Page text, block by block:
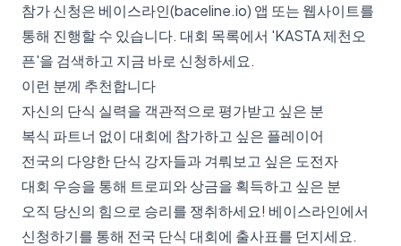
참가 신청은 베이스라인(baceline.io) 앱 또는 웹사이트를
통해 진행할 수 있습니다. 대회 목록에서 'KASTA 제천오
픈'을 검색하고 지금 바로 신청하세요.
이런 분께 추천합니다
자신의 단식 실력을 객관적으로 평가받고 싶은 분
복식 파트너 없이 대회에 참가하고 싶은 플레이어
전국의 다양한 단식 강자들과 겨뤄보고 싶은 도전자
대회 우승을 통해 트로피와 상금을 획득하고 싶은 분
오직 당신의 힘으로 승리를 쟁취하세요! 베이스라인에서
신청하기를 통해 전국 단식 대회에 출사표를 던지세요.